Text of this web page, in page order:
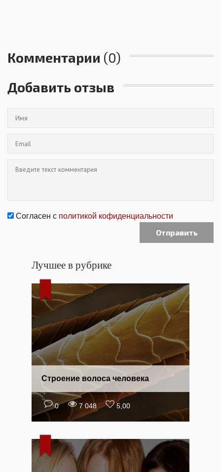
Комментарии (0)
Добавить отзыв
Согласен с политикой кофиденциальности
Лучшее в рубрике
0 7 048 5,00
Строение волоса человека